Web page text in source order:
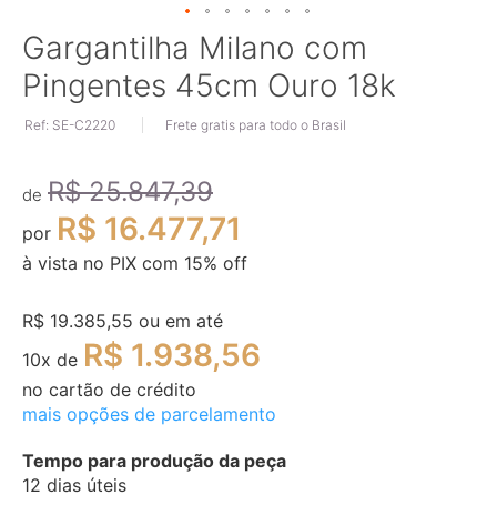
Saltar
para
o
da
imagens
Gargantilha Milano com
Pingentes 45cm Ouro 18k
Ref: SE-C2220 Frete gratis para todo o Brasil
de R$ 25.847,39
por R$ 16.477,71
à vista no PIX com 15% off
R$ 19.385,55 ou em até
10x de R$ 1.938,56
no cartão de crédito
mais opções de parcelamento
Tempo para produção da peça
12 dias úteis